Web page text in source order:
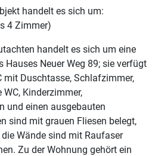
handelt es sich um:
4 Zimmer)
handelt es sich um eine
Hauses Neuer Weg 89; sie verfügt
mit Duschtasse, Schlafzimmer,
Kinderzimmer,
und einen ausgebauten
sind mit grauen Fliesen belegt,
Wände sind mit Raufaser
Zu der Wohnung gehört ein